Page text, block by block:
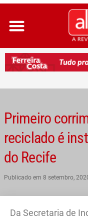
Ir
para
conteúdo
Primeiro
reciclado é
do Recife
Publicado em 8 setembro,
Da Secretaria de